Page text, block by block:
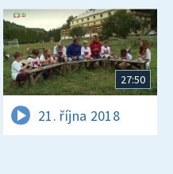
27:50
21. října 2018